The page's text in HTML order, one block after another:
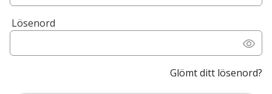
Lösenord
Glömt ditt lösenord?